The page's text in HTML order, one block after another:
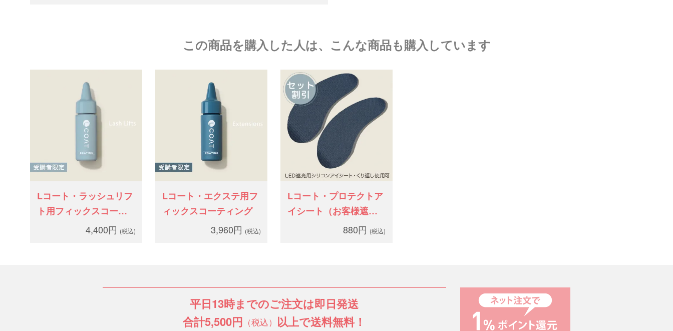
この商品を購入した人は、こんな商品も購入しています
Lコート・ラッシュリフ
ト用フィックスコーテ
4,400円 (税込)
Lコート・エクステ用フ
ィックスコーティング
3,960円 (税込)
Lコート・プロテクトア
イシート（お客様遮光
880円 (税込)
平日13時までのご注文は即日発送
合計5,500円 （税込） 以上で送料無料！